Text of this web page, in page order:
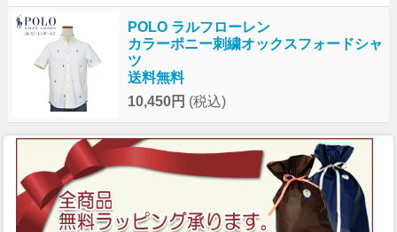
POLO ラルフローレン
カラーポニー刺繍オックスフォードシャ
ツ
送料無料
10,450円 (税込)